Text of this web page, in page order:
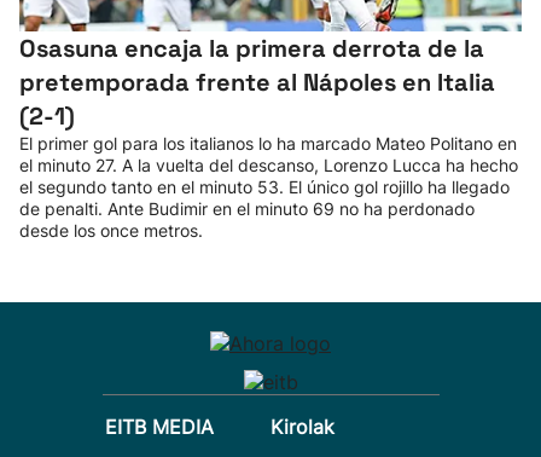
Osasuna encaja la primera derrota de la
pretemporada frente al Nápoles en Italia
(2-1)
El primer gol para los italianos lo ha marcado Mateo Politano en
el minuto 27. A la vuelta del descanso, Lorenzo Lucca ha hecho
el segundo tanto en el minuto 53. El único gol rojillo ha llegado
de penalti. Ante Budimir en el minuto 69 no ha perdonado
desde los once metros.
EITB MEDIA
Kirolak